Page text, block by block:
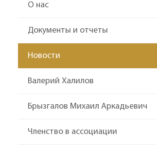
О нас
Документы и отчеты
Новости
Валерий Халилов
Брызгалов Михаил Аркадьевич
Членство в ассоциации